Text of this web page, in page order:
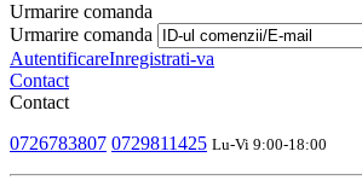
Urmarire comanda
Urmarire comanda
AutentificareInregistrati-va
Contact
Contact
0726783807 0729811425 Lu-Vi 9:00-18:00